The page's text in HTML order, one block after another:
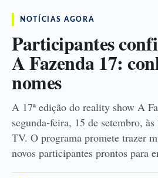
NOTÍCIAS AGORA
Participantes
A Fazenda 17:
nomes
A 17ª edição do reality show A
segunda-feira, 15 de setembro,
TV. O programa promete trazer
novos participantes prontos para